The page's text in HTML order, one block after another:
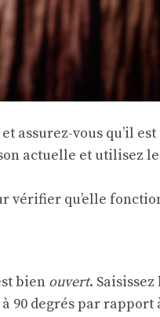
assurez-vous qu’il
actuelle et utilisez
vérifier qu’elle
bien ouvert. Saisissez
90 degrés par